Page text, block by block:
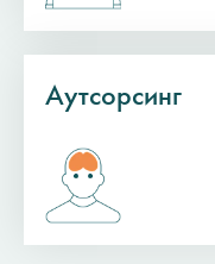
Аутсорсинг